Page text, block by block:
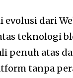
dari
teknologi
atas
tanpa